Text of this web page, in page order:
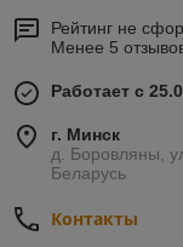
Рейтинг не
Менее 5
Работает с
г. Минск
д. Боровляны,
Беларусь
Контакты